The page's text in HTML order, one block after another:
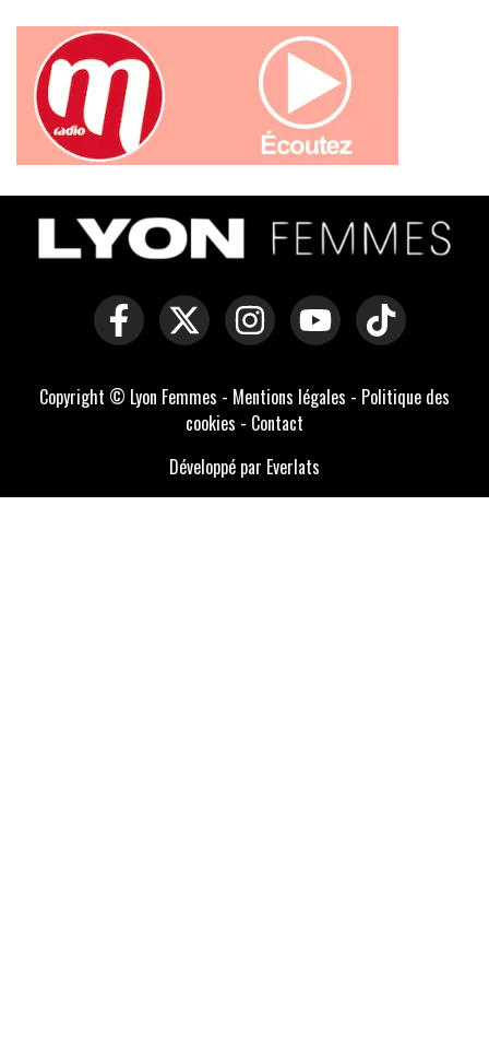
Copyright © Lyon Femmes - Mentions légales - Politique des
cookies - Contact
Développé par Everlats